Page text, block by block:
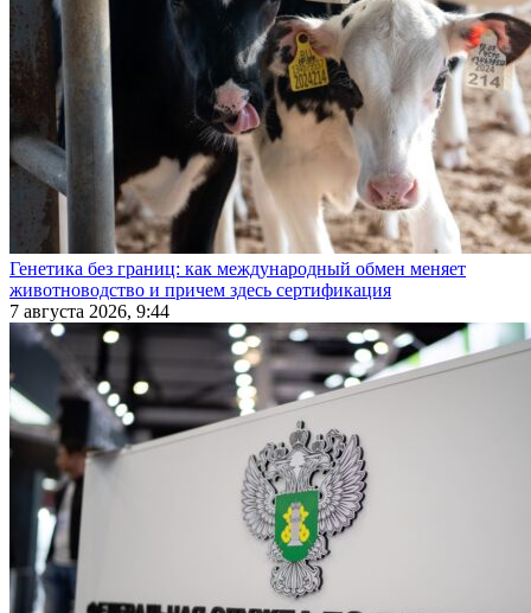
Генетика без границ: как международный обмен меняет
животноводство и причем здесь сертификация
7 августа 2026, 9:44